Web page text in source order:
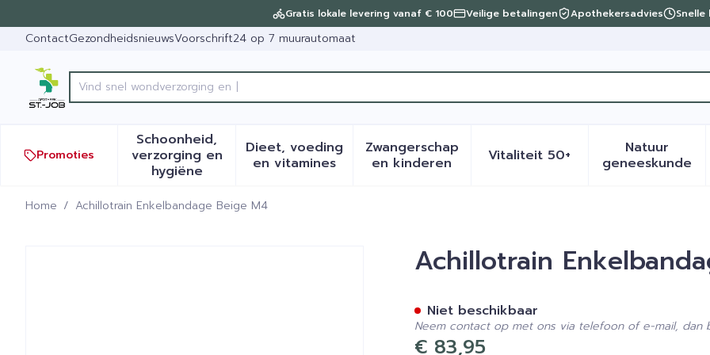
Gratis lokale levering vanaf € 100 Veilige betalingen Apothekersadvies Snelle
ContactGezondheidsnieuwsVoorschrift24 op 7 muurautomaat
Product, merk, categorie...
Promoties
Schoonheid,
verzorging en
hygiëneToon submenu voor Schoonheid, verzorging en hygiëne categorie
Dieet, voeding
en vitamines
Toon submenu voor Dieet, voeding en vitamines categorie
Zwangerschap
en kinderenToon submenu voor Zwangerschap en
Vitaliteit 50+Toon submenu voor
Natuur
geneeskunde
Toon
Home / Achillotrain Enkelbandage Beige M4
Achillotrain Enkelbandage Beige M4Achillotrain
€ 83,95
Niet beschikbaar
Neem contact op met ons via telefoon of e-mail, dan